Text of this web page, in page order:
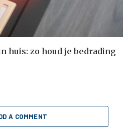
huis: zo houd je bedrading
A COMMENT